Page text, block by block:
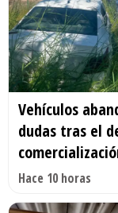
Vehículos
dudas tras el
Hace 10 horas